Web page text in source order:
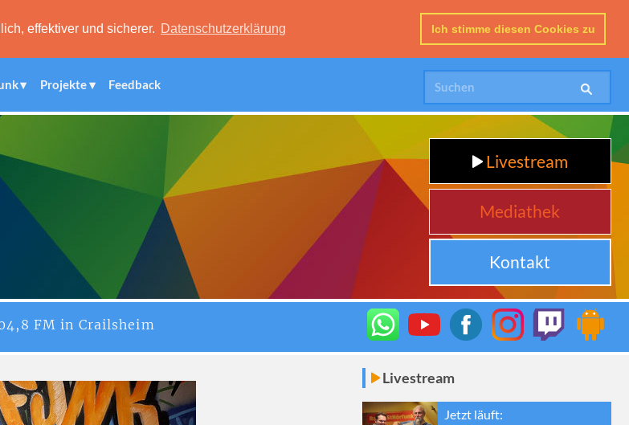
effektiver und sicherer. Datenschutzerklärung Ich stimme diesen Cookies zu
Projekte Feedback
Livestream
Mediathek
Kontakt
FM in Crailsheim
Livestream
Jetzt läuft: